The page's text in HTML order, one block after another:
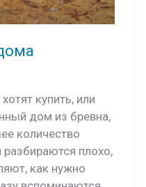
купить, или
дом из бревна,
количество
плохо,
как нужно